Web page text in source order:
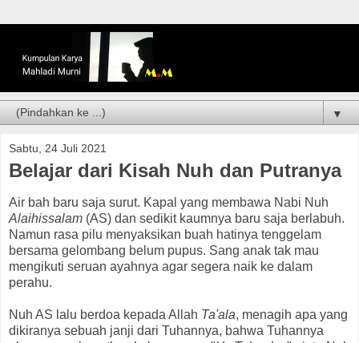
▼
Sabtu, 24 Juli 2021
Belajar dari Kisah Nuh dan Putranya
Air bah baru saja surut. Kapal yang membawa Nabi Nuh
Alaihissalam (AS) dan sedikit kaumnya baru saja berlabuh.
Namun rasa pilu menyaksikan buah hatinya tenggelam
bersama gelombang belum pupus. Sang anak tak mau
mengikuti seruan ayahnya agar segera naik ke dalam
perahu.
Nuh AS lalu berdoa kepada Allah Ta'ala, menagih apa yang
dikiranya sebuah janji dari Tuhannya, bahwa Tuhannya